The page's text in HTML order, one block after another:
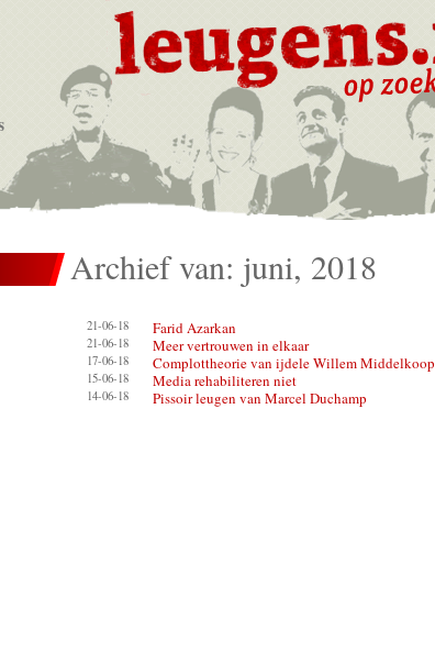
Archief van: juni, 2018
21-06-18 Farid Azarkan
21-06-18 Meer vertrouwen in elkaar
17-06-18 Complottheorie van ijdele Willem Middelkoop
15-06-18 Media rehabiliteren niet
14-06-18 Pissoir leugen van Marcel Duchamp